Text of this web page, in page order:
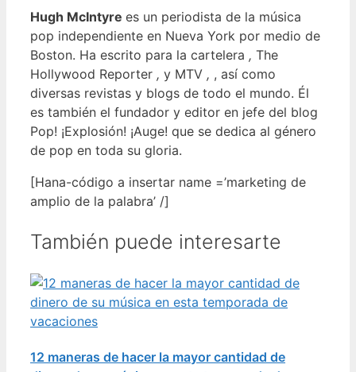
Hugh McIntyre es un periodista de la música
pop independiente en Nueva York por medio de
Boston. Ha escrito para la cartelera , The
Hollywood Reporter , y MTV , , así como
diversas revistas y blogs de todo el mundo. Él
es también el fundador y editor en jefe del blog
Pop! ¡Explosión! ¡Auge! que se dedica al género
de pop en toda su gloria.
[Hana-código a insertar name =’marketing de
amplio de la palabra’ /]
También puede interesarte
12 maneras de hacer la mayor cantidad de